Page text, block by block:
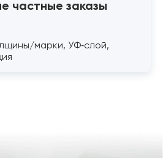
частные заказы
марки, УФ‑слой,